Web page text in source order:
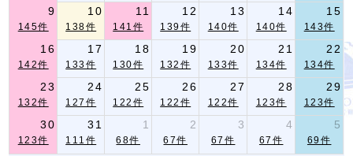
9 10 11 12 13 14 15
145件 138件 141件 139件 140件 140件 143件
16 17 18 19 20 21 22
142件 133件 130件 132件 133件 134件 134件
23 24 25 26 27 28 29
132件 127件 122件 122件 122件 123件 123件
30 31 1 2 3 4 5
123件 111件 68件 67件 67件 67件 69件